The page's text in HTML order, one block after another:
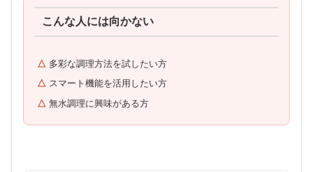
こんな人には向かない
多彩な調理方法を試したい方
スマート機能を活用したい方
無水調理に興味がある方